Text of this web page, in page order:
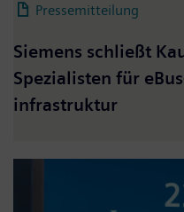
Pressemitteilung
Siemens schließt
Spezialisten für
infrastruktur